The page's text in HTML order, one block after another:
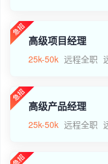
高级项目经理
25k-50k 远程全职
高级产品经理
25k-50k 远程全职